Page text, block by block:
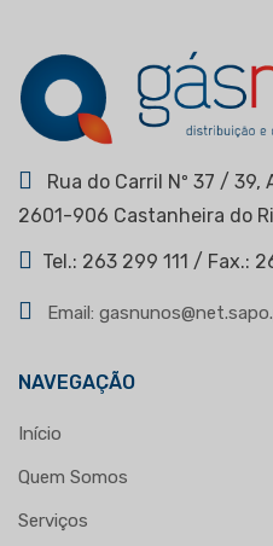
Rua do Carril Nº 37 / 39,
2601-906 Castanheira do
Tel.: 263 299 111 / Fax.:
Email:
NAVEGAÇÃO
Início
Quem Somos
Serviços